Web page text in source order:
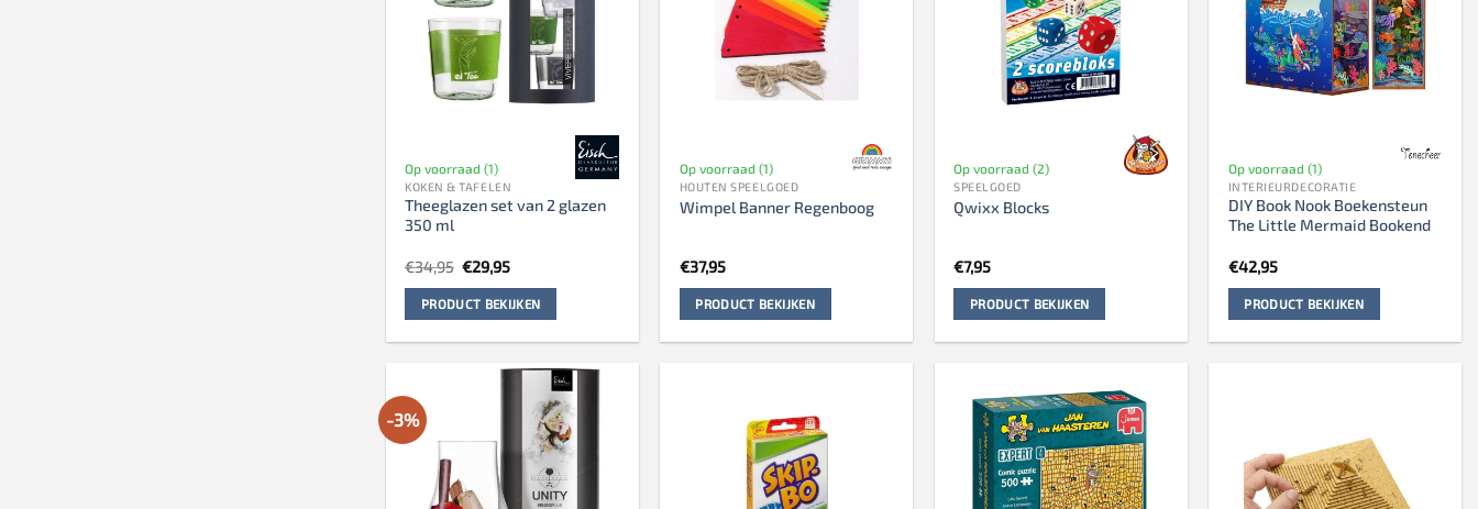
Op voorraad (1)
KOKEN & TAFELEN
Theeglazen set van 2 glazen
350 ml
€34,95 Oorspronkelijke
prijs
was:
€34,95.
€29,95Huidige
is:
€29,95.
PRODUCT BEKIJKEN
Op voorraad (1)
HOUTEN SPEELGOED
Wimpel Banner Regenboog
€37,95
PRODUCT BEKIJKEN
Op voorraad (2)
SPEELGOED
Qwixx Blocks
€7,95
PRODUCT BEKIJKEN
Op voorraad (1)
INTERIEURDECORATIE
DIY Book Nook Boekensteun
The Little Mermaid Bookend
€42,95
PRODUCT BEKIJKEN
-3%